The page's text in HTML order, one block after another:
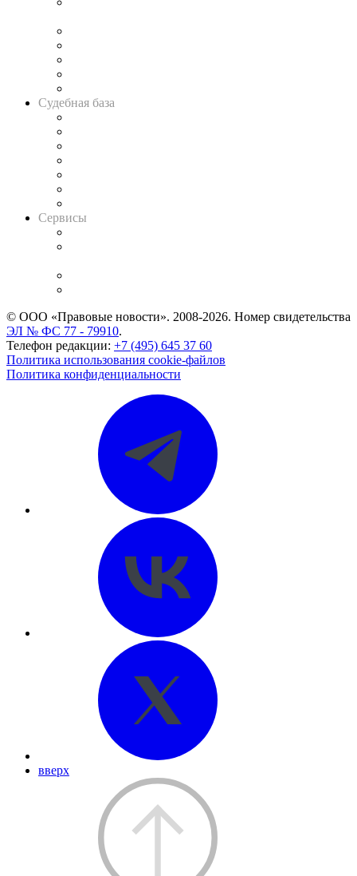
Судебная база
Сервисы
© ООО «Правовые новости». 2008-2026. Номер свидетельства
ЭЛ № ФС 77 - 79910.
Телефон редакции: +7 (495) 645 37 60
Политика использования cookie-файлов
Политика конфиденциальности
вверх